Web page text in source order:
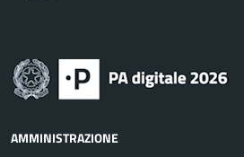
AMMINISTRAZIONE